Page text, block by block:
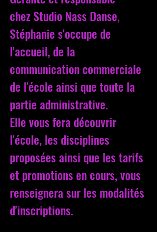
chezStudio Nass Danse,
Stéphanie s'occupe de
l'accueil, de la
communication commerciale
de l'école ainsi que toute la
partie administrative.
Elle vous fera découvrir
l'école, les disciplines
proposées ainsi que les tarifs
et promotions en cours, vous
renseignera sur les modalités
d'inscriptions.